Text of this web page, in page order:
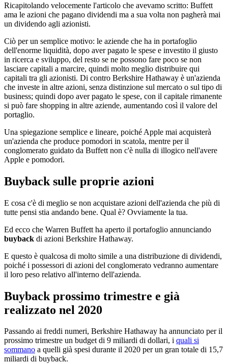
Ricapitolando velocemente l'articolo che avevamo scritto: Buffett
ama le azioni che pagano dividendi ma a sua volta non pagherà mai
un dividendo agli azionisti.
Ciò per un semplice motivo: le aziende che ha in portafoglio
dell'enorme liquidità, dopo aver pagato le spese e investito il giusto
in ricerca e sviluppo, del resto se ne possono fare poco se non
lasciare capitali a marcire, quindi molto meglio distribuire qui
capitali tra gli azionisti. Di contro Berkshire Hathaway è un'azienda
che investe in altre azioni, senza distinzione sul mercato o sul tipo di
business; quindi dopo aver pagato le spese, con il capitale rimanente
si può fare shopping in altre aziende, aumentando così il valore del
portaglio.
Una spiegazione semplice e lineare, poiché Apple mai acquisterà
un'azienda che produce pomodori in scatola, mentre per il
conglomerato guidato da Buffett non c'è nulla di illogico nell'avere
Apple e pomodori.
Buyback sulle proprie azioni
E cosa c'è di meglio se non acquistare azioni dell'azienda che più di
tutte pensi stia andando bene. Qual è? Ovviamente la tua.
Ed ecco che Warren Buffett ha aperto il portafoglio annunciando
buyback di azioni Berkshire Hathaway.
E questo è qualcosa di molto simile a una distribuzione di dividendi,
poiché i possessori di azioni del conglomerato vedranno aumentare
il loro peso relativo all'interno dell'azienda.
Buyback prossimo trimestre e già
realizzato nel 2020
Passando ai freddi numeri, Berkshire Hathaway ha annunciato per il
prossimo trimestre un budget di 9 miliardi di dollari, i quali si
sommano a quelli già spesi durante il 2020 per un gran totale di 15,7
miliardi di buyback.